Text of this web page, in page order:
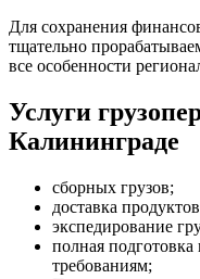
Для сохранения
тщательно
все особенности
Услуги
Калининграде
сборных грузов;
доставка
экспедирование
полная подготовка
требованиям;